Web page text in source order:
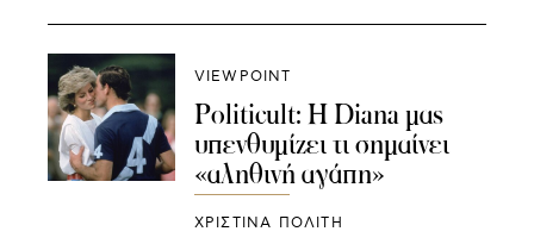
VIEWPOINT
Politicult: H Diana μας
υπενθυμίζει τι σημαίνει
«αληθινή αγάπη»
ΧΡΙΣΤΙΝΑ ΠΟΛΙΤΗ